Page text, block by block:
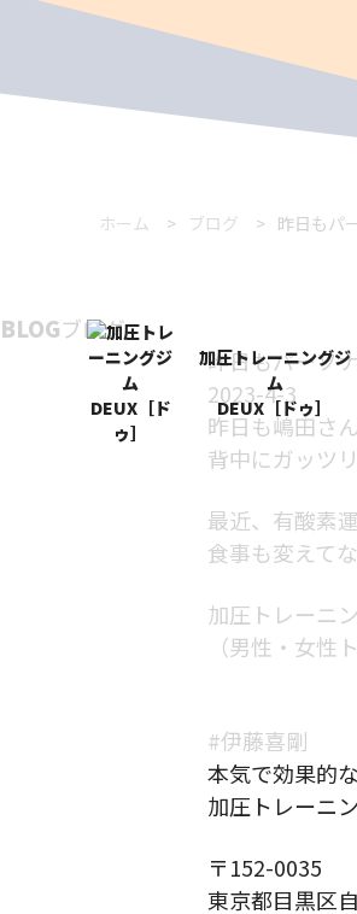
加圧トレーニングジ
ム
DEUX［ドゥ］
ホーム ブログ 昨日もパ
BLOGブログ
昨日もパーソ
2023-4-3
昨日も嶋田さ
背中にガッツ
最近、有酸素
食事も変えて
加圧トレー
（男性・女性
#伊藤喜剛
本気で効果的
加圧トレーニ
〒152-0035
東京都目黒区